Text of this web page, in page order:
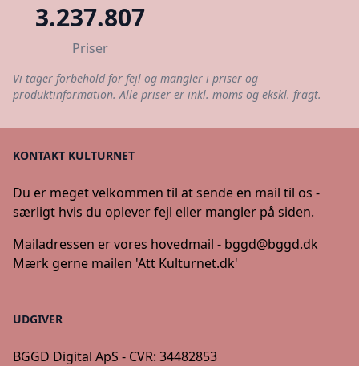
3.237.807
Priser
Vi tager forbehold for fejl og mangler i priser og
produktinformation. Alle priser er inkl. moms og ekskl. fragt.
KONTAKT KULTURNET
Du er meget velkommen til at sende en mail til os -
særligt hvis du oplever fejl eller mangler på siden.
Mailadressen er vores hovedmail - bggd@bggd.dk
Mærk gerne mailen 'Att Kulturnet.dk'
UDGIVER
BGGD Digital ApS - CVR: 34482853